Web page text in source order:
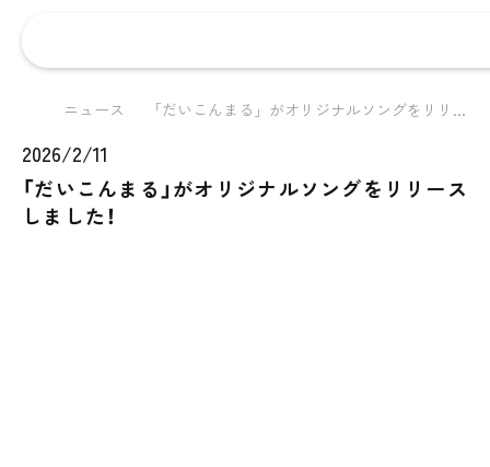
ニュース 「だいこんまる」がオリジナルソングをリリ...
2026/2/11
「だいこんまる」がオリジナルソングをリリース
しました！